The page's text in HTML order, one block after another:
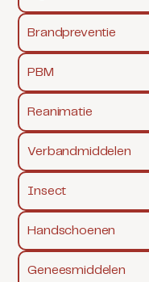
Brandpreventie
PBM
Reanimatie
Verbandmiddelen
Insect
Handschoenen
Geneesmiddelen